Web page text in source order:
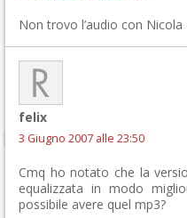
Non trovo l’audio con Nicola
felix
3 Giugno 2007 alle 23:50
Cmq ho notato che la
equalizzata in modo
possibile avere quel mp3?